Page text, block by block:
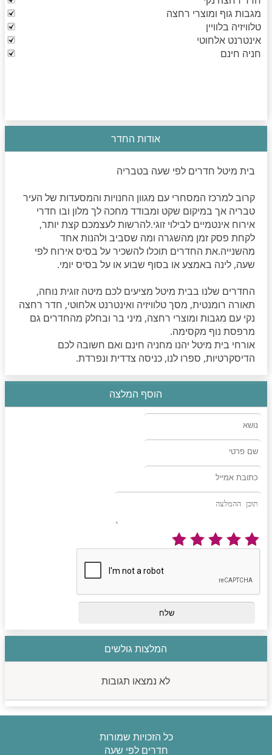
מגבות גוף ומוצרי רחצה
טלוויזיה בלוויין
אינטרנט אלחוטי
חניה חינם
אודות החדר
בית מיטל חדרים לפי שעה בטבריה
קרוב למרכז המסחרי עם מגוון החנויות והמסעדות של העיר
טבריה אך במיקום שקט ומבודד מחכה לך מלון ובו חדרי
אירוח אינטמיים לבילוי זוגי.להרשות לעצמכם קצת יותר,
לקחת פסק זמן מהשגרה ומה שסביב ולהנות אחד
מהשנייה.את החדרים תוכלו להשכיר על בסיס אירוח לפי
שעה, לינה באמצע או בסוף שבוע או על בסיס יומי.
החדרים שלנו בבית מיטל מציעים לכם מיטה זוגית נוחה,
תאורה רומנטית, מסך טלוויזיה ואינטרנט אלחוטי, חדר רחצה
נקי עם מגבות ומוצרי רחצה, מיני בר ובחלק מהחדרים גם
מרפסת נוף מקסימה.
אורחי בית מיטל יהנו מחניה חינם ואם חשובה לכם
הדיסקרטיות, ספרו לנו, כניסה צדדית ונפרדת.
מחיר: החל מ150 ש'ח
הוסף המלצה
המלצות גולשים
לא נמצאו תגובות
כל הזכויות שמורות
חדרים לפי שעה